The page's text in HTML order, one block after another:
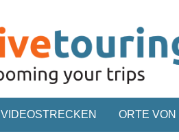
VIDEOSTRECKEN ORTE